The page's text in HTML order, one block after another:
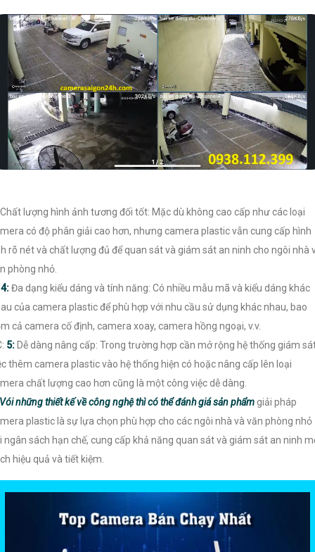
lượng hình ảnh tương đối tốt: Mặc dù không cao cấp như các loại
có độ phân giải cao hơn, nhưng camera plastic vẫn cung cấp hình
rõ nét và chất lượng đủ để quan sát và giám sát an ninh cho ngôi nhà
phòng nhỏ.
4:Đa dạng kiểu dáng và tính năng: Có nhiều mẫu mã và kiểu dáng khác
của camera plastic để phù hợp với nhu cầu sử dụng khác nhau, bao
cả camera cố định, camera xoay, camera hồng ngoại, v.v.
5: Dễ dàng nâng cấp: Trong trường hợp cần mở rộng hệ thống giám
thêm camera plastic vào hệ thống hiện có hoặc nâng cấp lên loại
chất lượng cao hơn cũng là một công việc dễ dàng.
Vói những thiết kế về công nghệ thì có thể đánh giá sản phẩm giải pháp
plastic là sự lựa chọn phù hợp cho các ngôi nhà và văn phòng nhỏ
ngân sách hạn chế, cung cấp khả năng quan sát và giám sát an ninh
hiệu quả và tiết kiệm.